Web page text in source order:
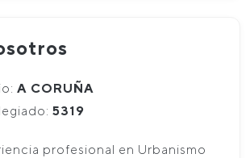
A CORUÑA
5319
profesional en Urbanismo